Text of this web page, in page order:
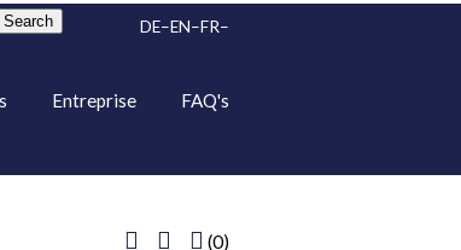
Search DE EN FR
Entreprise FAQ's
(0)